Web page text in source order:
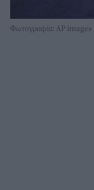
Φωτογραφία: ΑP images